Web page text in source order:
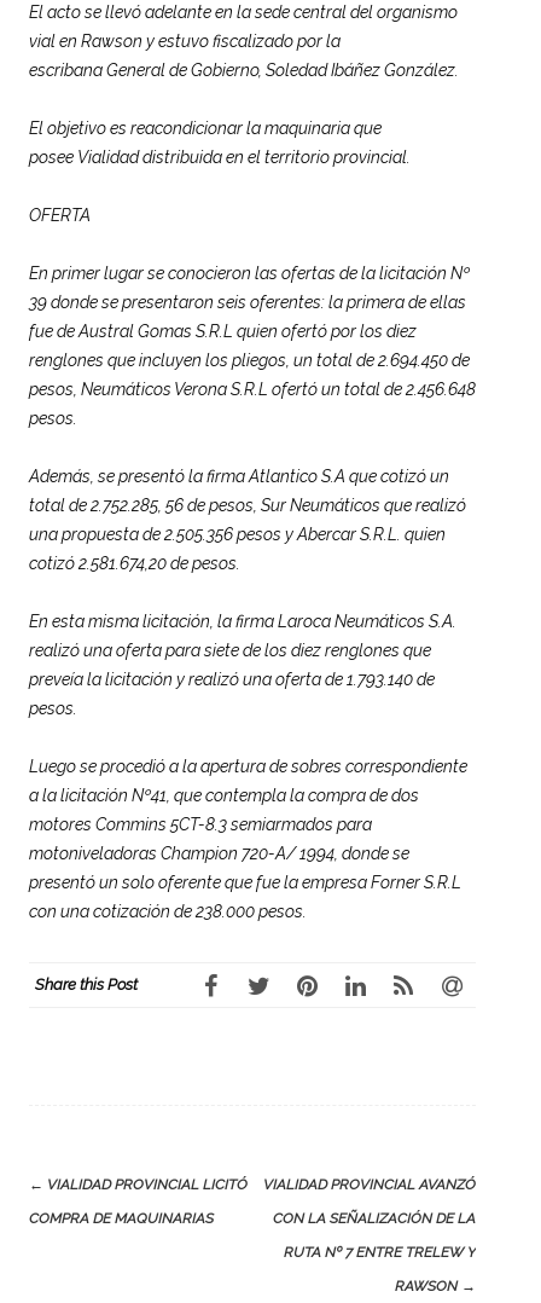
El acto se llevó adelante en la sede central del organismo
vial en Rawson y estuvo fiscalizado por la
escribana General de Gobierno, Soledad Ibáñez González.
El objetivo es reacondicionar la maquinaria que
posee Vialidaddistribuida en el territorio provincial.
OFERTA
En primer lugar se conocieron las ofertas de la licitación Nº
39 donde se presentaron seis oferentes: la primera de ellas
fue de Austral Gomas S.R.L quien ofertó por los diez
renglones que incluyen los pliegos, un total de 2.694.450 de
pesos, Neumáticos Verona S.R.L ofertó un total de 2.456.648
pesos.
Además, se presentó la firma Atlantico S.A que cotizó un
total de 2.752.285, 56 de pesos, Sur Neumáticos que realizó
una propuesta de 2.505.356 pesos y Abercar S.R.L. quien
cotizó 2.581.674,20 de pesos.
En esta misma licitación, la firma Laroca Neumáticos S.A.
realizó una oferta para siete de los diez renglones que
preveía la licitación y realizó una oferta de 1.793.140 de
pesos.
Luego se procedió a la apertura de sobres correspondiente
a la licitación Nº41, que contempla la compra de dos
motores Commins 5CT-8.3 semiarmados para
motoniveladoras Champion 720-A/ 1994, donde se
presentó un solo oferente que fue la empresa Forner S.R.L
con una cotización de 238.000 pesos.
Share this Post
Post
navigation
← VIALIDAD PROVINCIAL LICITÓ
COMPRA DE MAQUINARIAS
VIALIDAD PROVINCIAL AVANZÓ
CON LA SEÑALIZACIÓN DE LA
RUTA Nº 7 ENTRE TRELEW Y
RAWSON →